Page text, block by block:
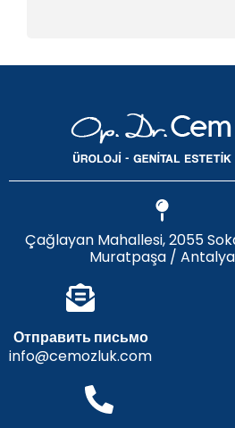
Çağlayan Mahallesi, 2055
Muratpaşa / Antalya
Отправить письмо
info@cemozluk.com